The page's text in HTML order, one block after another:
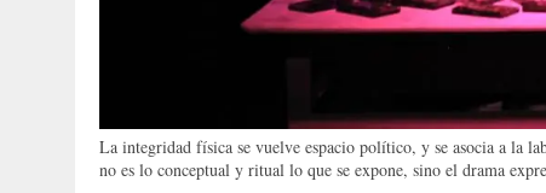
La integridad física se vuelve espacio político, y se asocia a la
no es lo conceptual y ritual lo que se expone, sino el drama